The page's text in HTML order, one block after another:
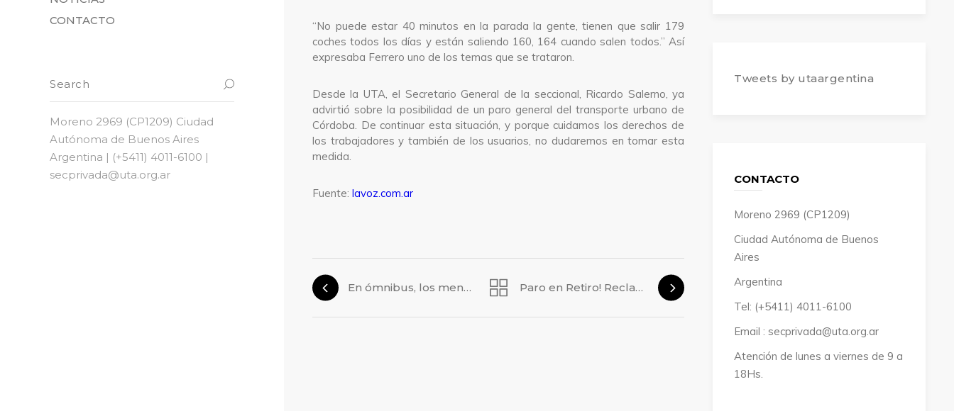
CONTACTO
Moreno 2969 (CP1209) Ciudad
Autónoma de Buenos Aires
Argentina | (+5411) 4011-6100 |
secprivada@uta.org.ar
“No puede estar 40 minutos en la parada la gente, tienen que salir 179
coches todos los días y están saliendo 160, 164 cuando salen todos.” Así
expresaba Ferrero uno de los temas que se trataron.
Desde la UTA, el Secretario General de la seccional, Ricardo Salerno, ya
advirtió sobre la posibilidad de un paro general del transporte urbano de
Córdoba. De continuar esta situación, y porque cuidamos los derechos de
los trabajadores y también de los usuarios, no dudaremos en tomar esta
medida.
Fuente: lavoz.com.ar
En ómnibus, los menores deben ir acompañados Paro en Retiro! Reclamamos seguridad
Tweets by utaargentina
CONTACTO
Moreno 2969 (CP1209)
Ciudad Autónoma de Buenos
Aires
Argentina
Tel: (+5411) 4011-6100
Email : secprivada@uta.org.ar
Atención de lunes a viernes de 9 a
18Hs.